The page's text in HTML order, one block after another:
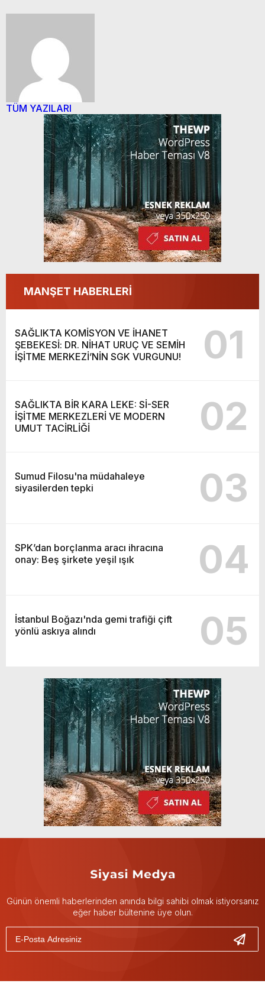
TÜM YAZILARI
MANŞET HABERLERİ
SAĞLIKTA KOMİSYON VE İHANET
ŞEBEKESİ: DR. NİHAT URUÇ VE SEMİH
İŞİTME MERKEZİ’NİN SGK VURGUNU!
01
SAĞLIKTA BİR KARA LEKE: Sİ-SER
İŞİTME MERKEZLERİ VE MODERN
UMUT TACİRLİĞİ
02
Sumud Filosu'na müdahaleye
siyasilerden tepki
03
SPK’dan borçlanma aracı ihracına
onay: Beş şirkete yeşil ışık
04
İstanbul Boğazı'nda gemi trafiği çift
yönlü askıya alındı
05
Günün önemli haberlerinden anında bilgi sahibi olmak istiyorsanız
eğer haber bültenine üye olun.